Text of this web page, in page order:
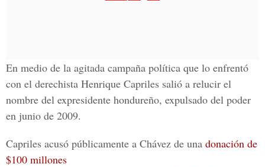
En medio de la agitada campaña política que lo enfrentó
con el derechista Henrique Capriles salió a relucir el
nombre del expresidente hondureño, expulsado del poder
en junio de 2009.
Capriles acusó públicamente a Chávez de una donación de
$100 millones